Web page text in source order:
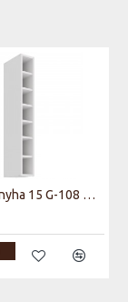
Niki 32. konyha 15 G-108 OTW matt fehér